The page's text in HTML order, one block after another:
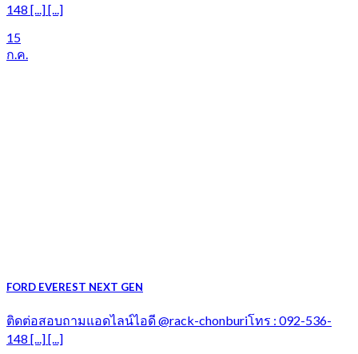
148 [...] [...]
15
ก.ค.
FORD EVEREST NEXT GEN
ติดต่อสอบถามแอดไลน์ไอดี @rack-chonburiโทร : 092-536-
148 [...] [...]